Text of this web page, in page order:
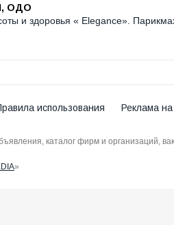
ОДО
и здоровья « Elegance».
использования Реклама
каталог фирм и организаций,
»